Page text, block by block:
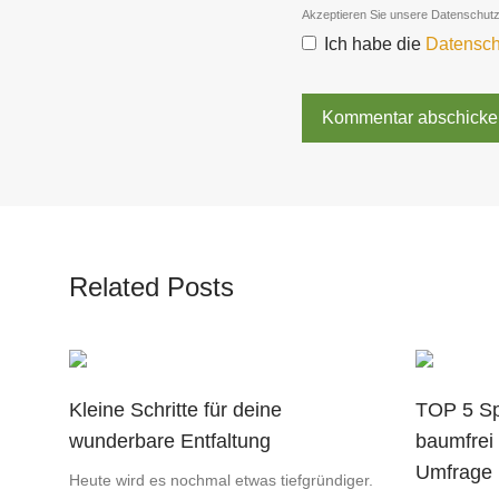
Akzeptieren Sie unsere
Ich habe die
Related Posts
Kleine Schritte für deine
wunderbare Entfaltung
Heute wird es nochmal etwas tiefgründiger.
TOP 5
Umfrage